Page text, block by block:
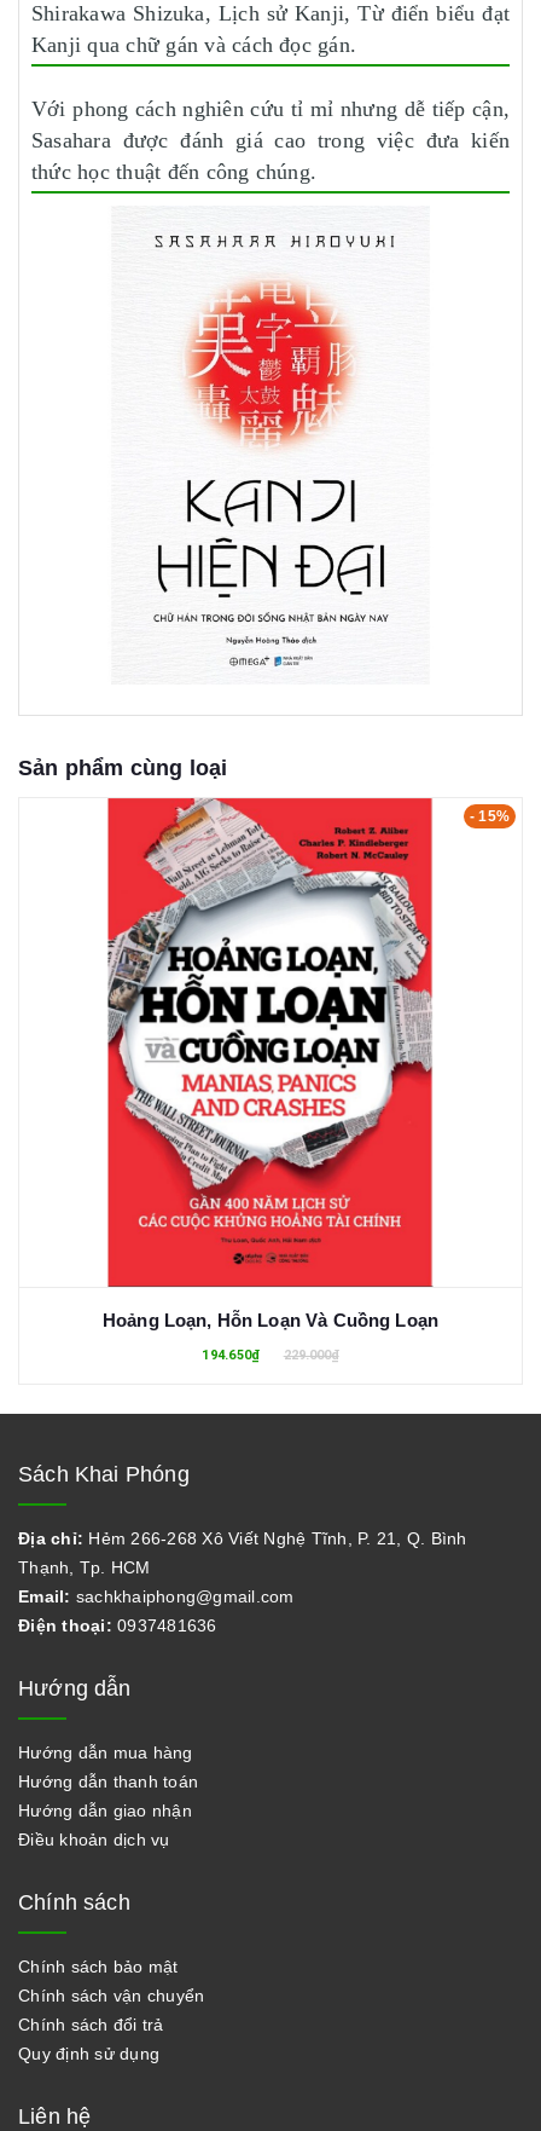
Shirakawa Shizuka, Lịch sử Kanji, Từ điển biểu đạt
Kanji qua chữ gán và cách đọc gán.
Với phong cách nghiên cứu tỉ mỉ nhưng dễ tiếp cận,
Sasahara được đánh giá cao trong việc đưa kiến
thức học thuật đến công chúng.
Sản phẩm cùng loại
- 15%
Hoảng Loạn, Hỗn Loạn Và Cuồng Loạn
194.650₫ 229.000₫
Sách Khai Phóng
Địa chỉ: Hẻm 266-268 Xô Viết Nghệ Tĩnh, P. 21, Q. Bình
Thạnh, Tp. HCM
Email: sachkhaiphong@gmail.com
Điện thoại: 0937481636
Hướng dẫn
Hướng dẫn mua hàng
Hướng dẫn thanh toán
Hướng dẫn giao nhận
Điều khoản dịch vụ
Chính sách
Chính sách bảo mật
Chính sách vận chuyển
Chính sách đổi trả
Quy định sử dụng
Liên hệ